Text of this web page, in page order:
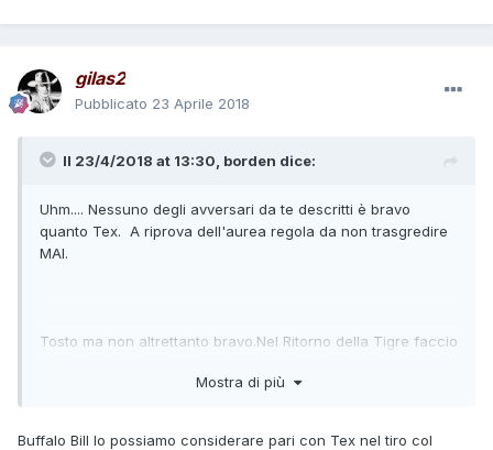
gilas2
Pubblicato 23 Aprile 2018
Il 23/4/2018 at 13:30, borden dice:
Uhm.... Nessuno degli avversari da te descritti è bravo
quanto Tex. A riprova dell'aurea regola da non trasgredire
MAI.
Tosto ma non altrettanto bravo.Nel Ritorno della Tigre faccio
E dagli! Anche Thundner era tosto.E Mefisto? La volete
Mostra di più
Buffalo Bill lo possiamo considerare pari con Tex nel tiro col